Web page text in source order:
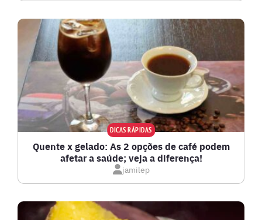
DICAS RÁPIDAS
Quente x gelado: As 2 opções de café podem
afetar a saúde; veja a diferença!
jamilep